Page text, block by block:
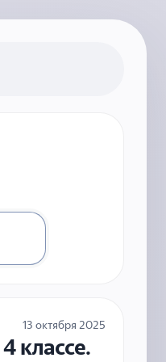
13 октября 2025
классе.